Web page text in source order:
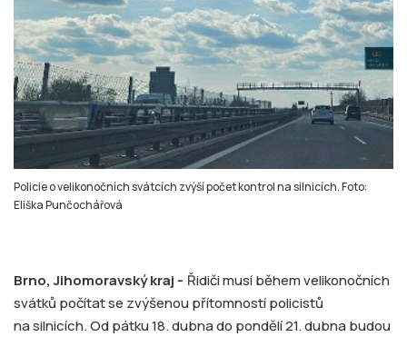
Policie o velikonočních svátcích zvýší počet kontrol na silnicích. Foto:
Eliška Punčochářová
Brno, Jihomoravský kraj - Řidiči musí během velikonočních
svátků počítat se zvýšenou přítomností policistů
na silnicích. Od pátku 18. dubna do pondělí 21. dubna budou